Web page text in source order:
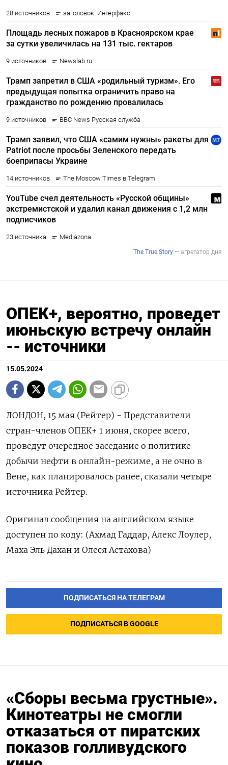
ОПЕК+, вероятно, проведет
июньскую встречу онлайн
-- источники
15.05.2024
ЛОНДОН, 15 мая (Рейтер) - Представители
стран-членов ОПЕК+ 1 июня, скорее всего,
проведут очередное заседание о политике
добычи нефти в онлайн-режиме, а не очно в
Вене, как планировалось ранее, сказали четыре
источника Рейтер.
Оригинал сообщения на английском языке
доступен по коду: (Ахмад Гаддар, Алекс Лоулер,
Маха Эль Дахан и Олеся Астахова)
ПОДПИСАТЬСЯ НА ТЕЛЕГРАМ
ПОДПИСАТЬСЯ В GOOGLE
«Сборы весьма грустные».
Кинотеатры не смогли
отказаться от пиратских
показов голливудского